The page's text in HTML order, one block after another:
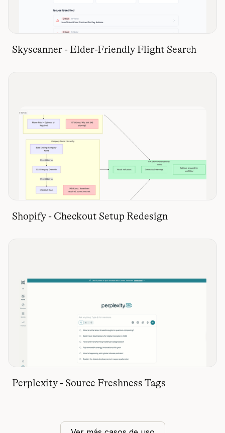
Skyscanner - Elder-Friendly Flight Search
Shopify - Checkout Setup Redesign
Perplexity - Source Freshness Tags